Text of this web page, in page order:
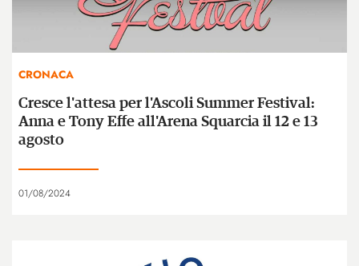
CRONACA
Cresce l'attesa per l'Ascoli Summer Festival:
Anna e Tony Effe all'Arena Squarcia il 12 e 13
agosto
01/08/2024